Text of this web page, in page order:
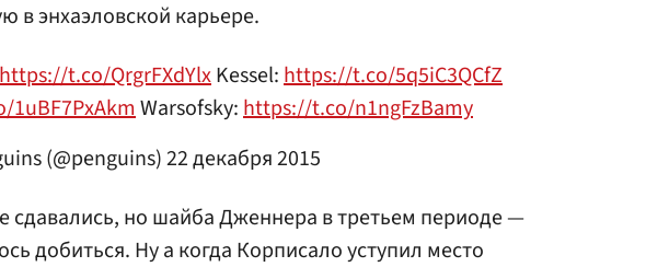
в энхаэловской карьере.
https://t.co/QrgrFXdYlxKessel:https://t.co/5q5iC3QCfZ
Warsofsky:https://t.co/n1ngFzBamy
(@penguins)22 декабря 2015
сдавались, но шайба Дженнера в третьем периоде —
добиться. Ну а когда Корписало уступил место